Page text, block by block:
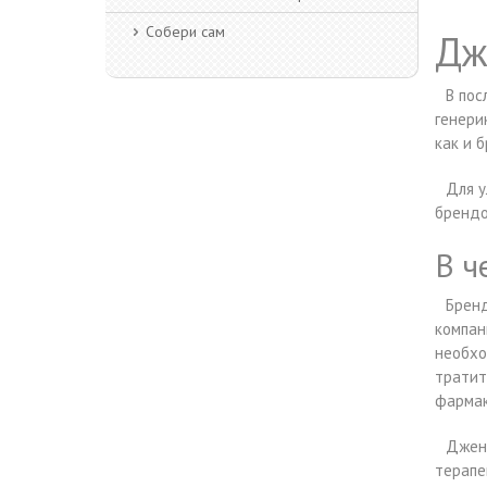
Собери сам
В
как и
Для
В